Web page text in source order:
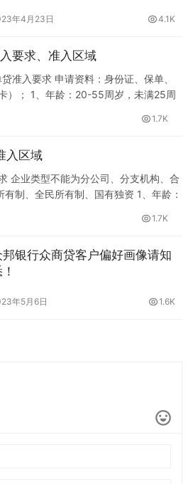
年4月23日 4.1K
要求、准入区域
准入要求 申请资料：身份证、保单、
）； 1、年龄：20-55周岁，未满25周
主险及附加险均需满足； 3、保单要
生改变，保单有房客群可…
1.7K
入区域
企业类型不能为分公司、分支机构、合
制、全民所有制、国有独资 1、年龄：
变更； 3、企业注册资本＞10万元；
税记录…
1.7K
邦银行众商贷客户偏好画像请知
年5月6日 1.6K